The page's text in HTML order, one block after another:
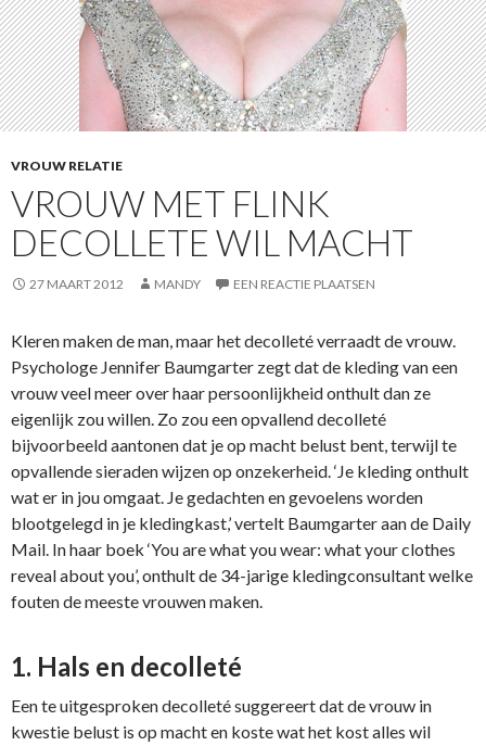
VROUW RELATIE
VROUW MET FLINK
DECOLLETE WIL MACHT
27 MAART 2012 MANDY EEN REACTIE PLAATSEN
Kleren maken de man, maar het decolleté verraadt de vrouw.
Psychologe Jennifer Baumgarter zegt dat de kleding van een
vrouw veel meer over haar persoonlijkheid onthult dan ze
eigenlijk zou willen. Zo zou een opvallend decolleté
bijvoorbeeld aantonen dat je op macht belust bent, terwijl te
opvallende sieraden wijzen op onzekerheid. ‘Je kleding onthult
wat er in jou omgaat. Je gedachten en gevoelens worden
blootgelegd in je kledingkast,’ vertelt Baumgarter aan de Daily
Mail. In haar boek ‘You are what you wear: what your clothes
reveal about you’, onthult de 34-jarige kledingconsultant welke
fouten de meeste vrouwen maken.
1. Hals en decolleté
Een te uitgesproken decolleté suggereert dat de vrouw in
kwestie belust is op macht en koste wat het kost alles wil